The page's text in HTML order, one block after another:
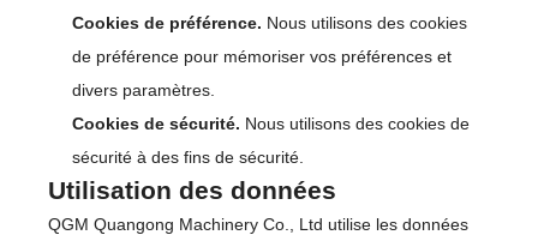
Cookies de préférence. Nous utilisons des cookies
de préférence pour mémoriser vos préférences et
divers paramètres.
Cookies de sécurité. Nous utilisons des cookies de
sécurité à des fins de sécurité.
Utilisation des données
QGM Quangong Machinery Co., Ltd utilise les données